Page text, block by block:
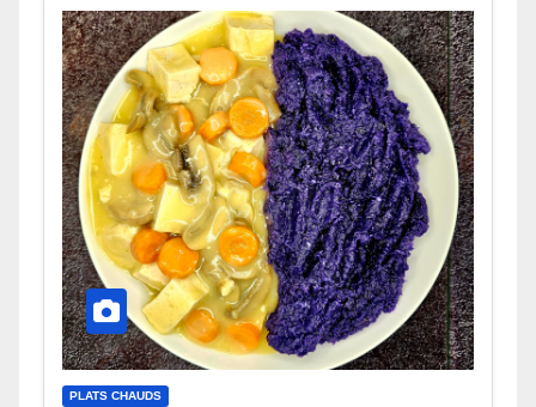
PLATS CHAUDS